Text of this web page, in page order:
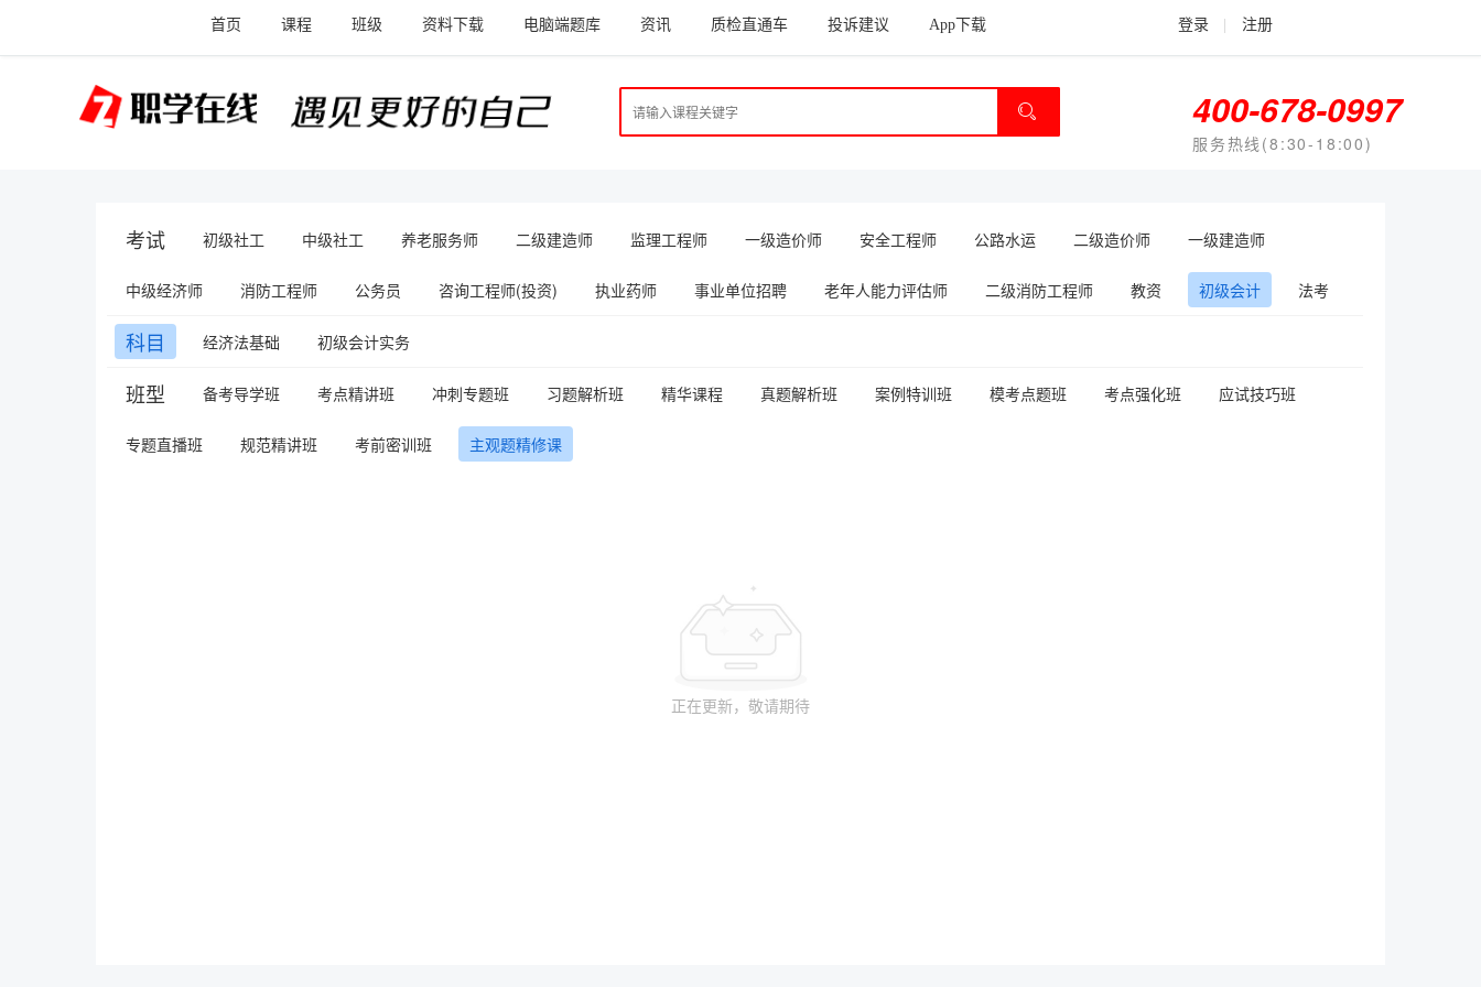
首页 课程 班级 资料下载 电脑端题库 资讯 质检直通车 投诉建议 App下载 登录 注册
400-678-0997
服务热线(8:30-18:00)
考试 初级社工 中级社工 养老服务师 二级建造师 监理工程师 一级造价师 安全工程师 公路水运 二级造价师 一级建造师
中级经济师 消防工程师 公务员 咨询工程师(投资) 执业药师 事业单位招聘 老年人能力评估师 二级消防工程师 教资 初级会计 法考
科目 经济法基础 初级会计实务
班型 备考导学班 考点精讲班 冲刺专题班 习题解析班 精华课程 真题解析班 案例特训班 模考点题班 考点强化班 应试技巧班
专题直播班 规范精讲班 考前密训班 主观题精修课
正在更新，敬请期待